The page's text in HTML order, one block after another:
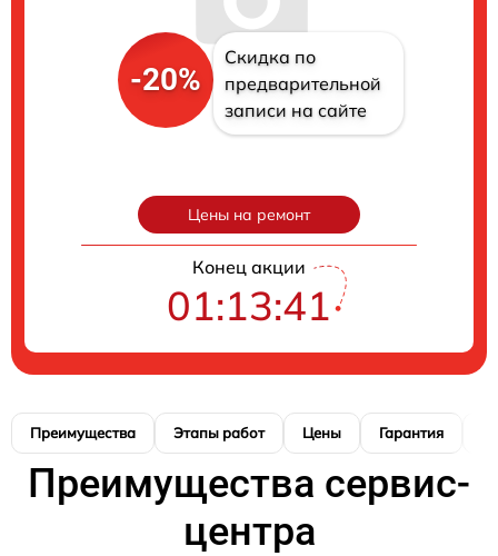
-20%
Скидка по
предварительной
записи на сайте
Цены на ремонт
Конец акции
01:13:40
Преимущества Этапы работ Цены Гарантия
Преимущества сервис-
центра